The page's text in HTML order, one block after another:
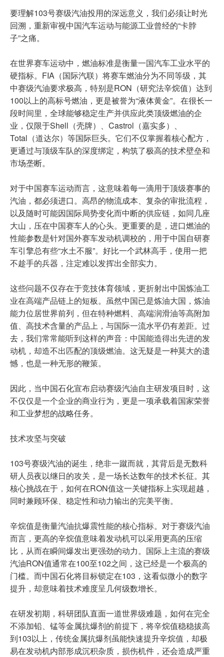
要理解103号赛级汽油投用的深远意义，我们必须让时光
回溯，重新审视中国汽车运动与能源工业曾经的“卡脖
子”之痛。
在世界赛车运动中，燃油标准是衡量一国汽车工业水平的
硬指标。FIA（国际汽联）将赛车燃油分为不同等级，其
中赛级汽油要求极高，特别是RON（研究法辛烷值）达到
100以上的高标号燃油，更是被誉为“液体黄金”。在很长一
段时间里，全球能够稳定生产并供应此类顶级燃油的企
业，仅限于Shell（壳牌）、Castrol（嘉实多）、
Total（道达尔）等国际巨头。它们不仅掌握着核心配方，
更通过与顶级车队的深度绑定，构筑了极高的技术壁垒和
市场垄断。
对于中国赛车运动而言，这意味着每一滴用于顶级赛事的
汽油，都必须进口。高昂的物流成本、复杂的审批流程，
以及随时可能因国际局势变化而中断的供应链，如同几座
大山，压在中国赛车人的心头。更重要的是，进口燃油的
性能参数是针对国外赛车发动机调校的，用于中国自研赛
车引擎总有些“水土不服”。好比一个武林高手，使用一把
不趁手的兵器，注定难以发挥出全部实力。
这些问题不仅存在于竞技体育领域，更折射出中国炼油工
业在高端产品链上的短板。虽然中国已是炼油大国，炼油
能力位居世界前列，但在特种燃料、高端润滑油等高附加
值、高技术含量的产品上，与国际一流水平仍有差距。过
去，我们常常能听到这样的声音：中国能造得出先进的发
动机，却造不出匹配的顶级燃油。这无疑是一种莫大的遗
憾，也是一种无形的鞭策。
因此，当中国石化宣布启动赛级汽油自主研发项目时，这
不仅仅是一个企业的商业行为，更是一项承载着国家荣誉
和工业梦想的战略任务。
技术攻坚与突破
103号赛级汽油的诞生，绝非一蹴而就，其背后是无数科
研人员夜以继日的攻关，是一场长达数年的技术长征。其
核心挑战在于，如何在RON值这一关键指标上实现超越，
同时兼顾环保、稳定性和动力输出的完美平衡。
辛烷值是衡量汽油抗爆震性能的核心指标。对于赛级汽油
而言，更高的辛烷值意味着发动机可以采用更高的压缩
比，从而在瞬间爆发出更强劲的动力。国际上主流的赛级
汽油RON值通常在100至102之间，这已经是一个极高的
门槛。而中国石化将目标锁定在103，这看似微小的数字
提升，却意味着技术难度呈几何级数增长。
在研发初期，科研团队直面一道世界级难题，如何在完全
不添加铅、锰等金属抗爆剂的前提下，将辛烷值稳稳拔高
到103以上，传统金属抗爆剂虽能快速提升辛烷值，却极
易在发动机内部形成沉积杂质，损伤机件，还会造成严重